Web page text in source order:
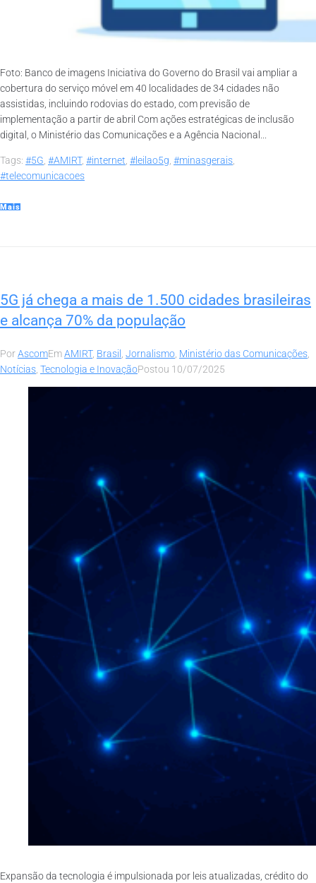
Foto: Banco de imagens Iniciativa do Governo do Brasil vai ampliar a
cobertura do serviço móvel em 40 localidades de 34 cidades não
assistidas, incluindo rodovias do estado, com previsão de
implementação a partir de abril Com ações estratégicas de inclusão
digital, o Ministério das Comunicações e a Agência Nacional...
Tags: #5G, #AMIRT, #internet, #leilao5g, #minasgerais,
#telecomunicacoes
Mais
5G já chega a mais de 1.500 cidades brasileiras
e alcança 70% da população
PorAscomEmAMIRT, Brasil , Jornalismo, Ministério das Comunicações,
Notícias, Tecnologia e InovaçãoPostou 10/07/2025
Expansão da tecnologia é impulsionada por leis atualizadas, crédito do